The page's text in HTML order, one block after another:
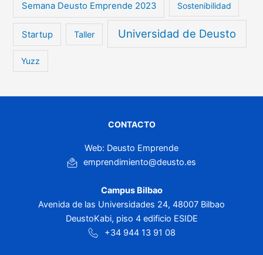
Semana Deusto Emprende 2023 Sostenibilidad
Startup Taller Universidad de Deusto
Yuzz
CONTACTO
Web: Deusto Emprende
emprendimiento@deusto.es
Campus Bilbao
Avenida de las Universidades 24, 48007 Bilbao
DeustoKabi, piso 4 edificio ESIDE
+34 944 13 91 08